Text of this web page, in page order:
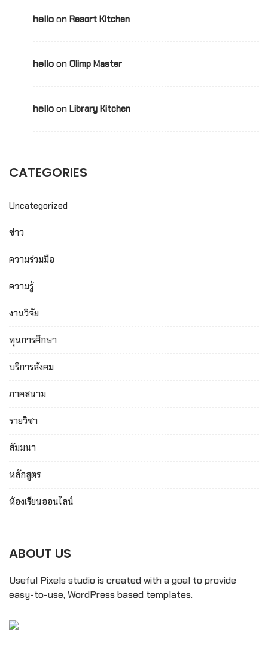
helloon Resort Kitchen
helloon Olimp Master
helloon Library Kitchen
CATEGORIES
Uncategorized
ข่าว
ความร่วมมือ
ความรู้
งานวิจัย
ทุนการศึกษา
บริการสังคม
ภาคสนาม
รายวิชา
สัมมนา
หลักสูตร
ห้องเรียนออนไลน์
ABOUT US
Useful Pixels studio is created with a goal to provide
easy-to-use, WordPress based templates.